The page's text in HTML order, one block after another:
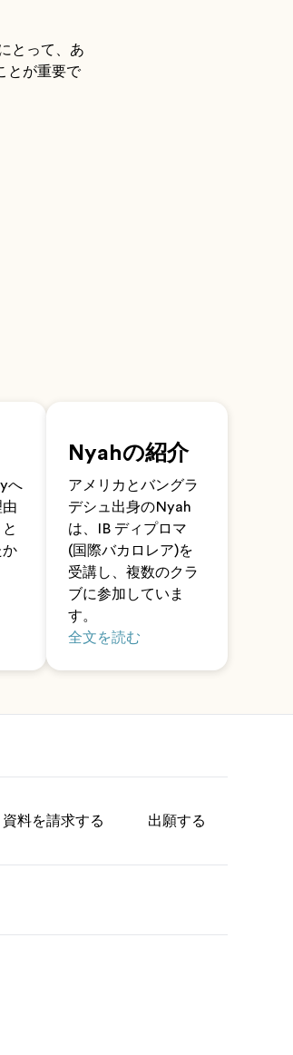
とって、あ
とが重要で
へ
か
Nyahの紹介
アメリカとバングラ
デシュ出身のNyah
は、IB ディプロマ
(国際バカロレア)を
受講し、複数のクラ
ブに参加していま
す。
全文を読む
資料を請求する 出願する